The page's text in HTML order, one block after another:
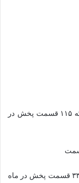
۱۳۸۶ پیامک از دیار باقی سیروس مقدم شبکه ۱۱۵ قسمت پخش در
۱۳۸۹ جراحت محمد مهدی عسگرپور شبکه ۳۳۰ قسمت پخش در ماه